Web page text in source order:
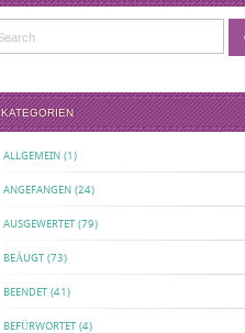
KATEGORIEN
ALLGEMEIN (1)
ANGEFANGEN (24)
AUSGEWERTET (79)
BEÄUGT (73)
BEENDET (41)
BEFÜRWORTET (4)